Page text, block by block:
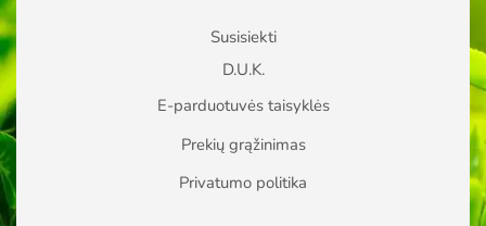
Susisiekti
D.U.K.
E-parduotuvės taisyklės
Prekių grąžinimas
Privatumo politika